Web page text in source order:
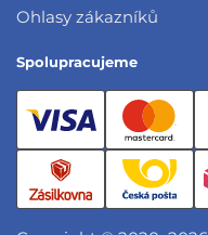
Ohlasy zákazníků
Spolupracujeme